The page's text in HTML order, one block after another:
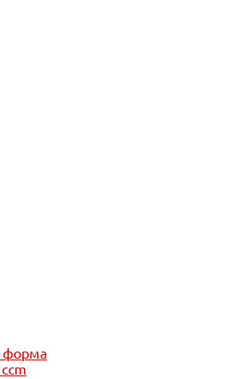
форма